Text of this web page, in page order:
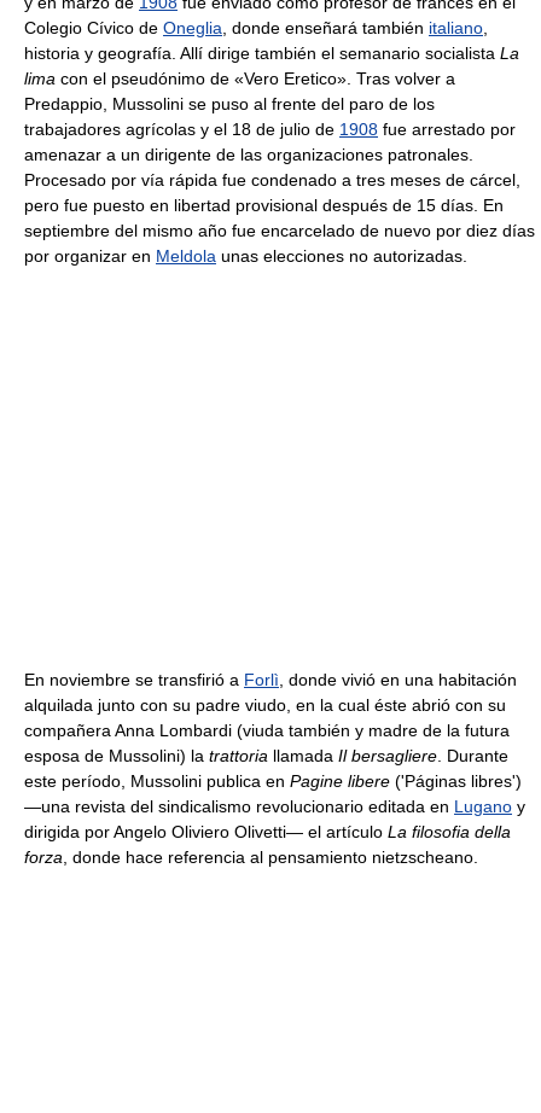
Colegio Cívico de Oneglia, donde enseñará también italiano,
historia y geografía. Allí dirige también el semanario socialista La
lima con el pseudónimo de «Vero Eretico». Tras volver a
Predappio, Mussolini se puso al frente del paro de los
trabajadores agrícolas y el 18 de julio de 1908 fue arrestado por
amenazar a un dirigente de las organizaciones patronales.
Procesado por vía rápida fue condenado a tres meses de cárcel,
pero fue puesto en libertad provisional después de 15 días. En
septiembre del mismo año fue encarcelado de nuevo por diez días
por organizar en Meldola unas elecciones no autorizadas.
En noviembre se transfirió a Forlì, donde vivió en una habitación
alquilada junto con su padre viudo, en la cual éste abrió con su
compañera Anna Lombardi (viuda también y madre de la futura
esposa de Mussolini) la trattoria llamada Il bersagliere. Durante
este período, Mussolini publica en Pagine libere ('Páginas libres')
—una revista del sindicalismo revolucionario editada en Lugano y
dirigida por Angelo Oliviero Olivetti— el artículo La filosofia della
forza, donde hace referencia al pensamiento nietzscheano.